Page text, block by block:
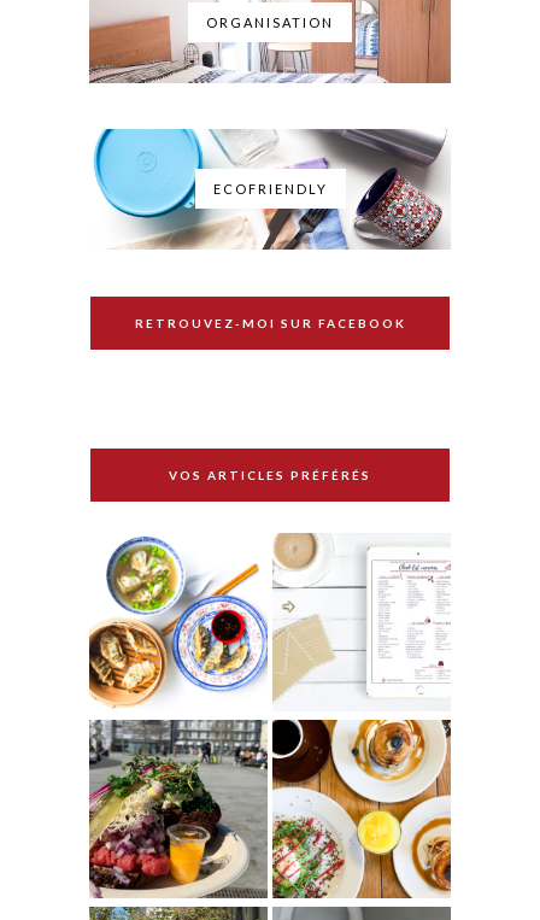
ORGANISATION
ECOFRIENDLY
RETROUVEZ-MOI SUR FACEBOOK
VOS ARTICLES PRÉFÉRÉS